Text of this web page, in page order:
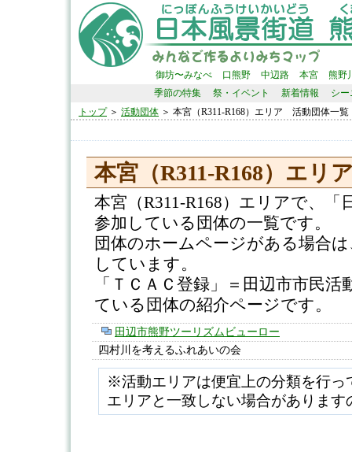
御坊〜みなべ 口熊野 中辺路 本宮
熊野
季節の特集
祭・イベント 新着情報
シ
トップ＞ 活動団体 ＞ 本宮（R311-R168）エリア 活動団体一覧
本宮（R311-R168）エリ
本宮（R311-R168）エリアで、「
参加している団体の一覧です。
団体のホームページがある場合
しています。
「ＴＣＡＣ登録」＝田辺市市民
ている団体の紹介ページです。
田辺市熊野ツーリズムビューロー
四村川を考えるふれあいの会
※活動エリアは便宜上の分類を行っ
エリアと一致しない場合がありま